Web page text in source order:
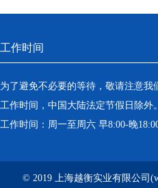
工作时间
为了避免不必要的等待，敬请注意我
工作时间，中国大陆法定节假日除外。
工作时间：周一至周六 早8:00-晚
© 2019 上海越衡实业有限公司